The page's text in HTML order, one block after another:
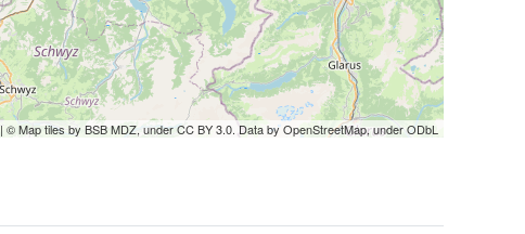
| © Map tiles by BSB MDZ, under CC BY 3.0. Data by OpenStreetMap, under ODbL